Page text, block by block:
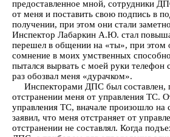
предоставленное мной, сотрудники
от меня и поставить свою подпись в
получении, при этом они стали
Инспектор Лабаркин А.Ю. стал
перешел в общении на «ты», при этом
сомнение в моих умственных
пытался вырвать с моей руки телефон
раз обозвал меня «дурачком».
Инспекторами ДПС был составлен,
отстранении меня от управления ТС.
управления ТС, вначале произошло на
заявил, что меня отстраняет от
отстранении не составлял. Когда